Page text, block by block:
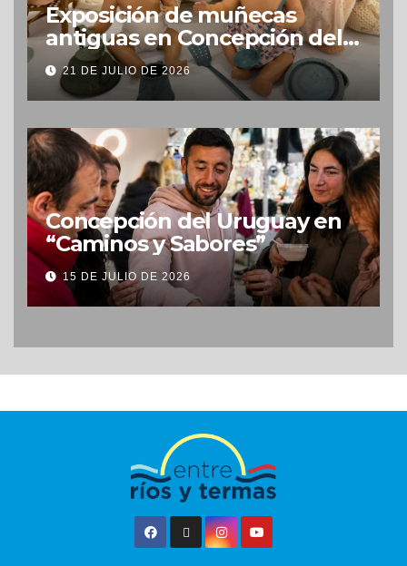
Exposición de muñecas
antiguas en Concepción del
Uruguay
21 DE JULIO DE 2026
Concepción del Uruguay en
“Caminos y Sabores”
15 DE JULIO DE 2026